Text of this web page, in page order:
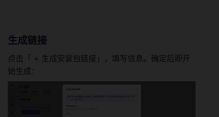
生成链接
点击「 + 生成安装包链接」，填写信息。确定后即开
始生成：